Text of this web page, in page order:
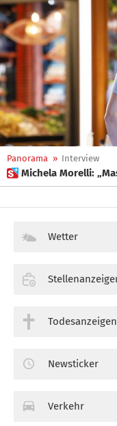
Panorama » Interview

Wetter
Todesanzeigen
Newsticker
Verkehr